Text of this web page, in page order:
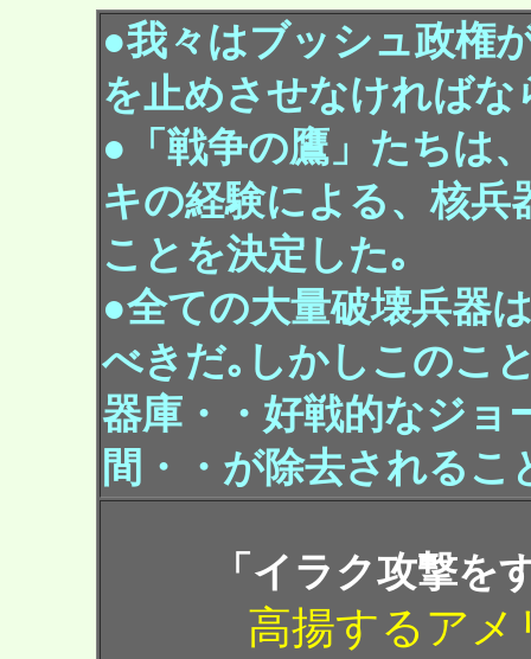
●我々はブッシュ政権
を止めさせなければ
●「戦争の鷹」たちは
キの経験による、核兵
ことを決定した｡
●全ての大量破壊兵器
べきだ｡しかしこのこ
器庫・・好戦的なジョ
間・・が除去される
「イラク攻撃を
高揚するアメ